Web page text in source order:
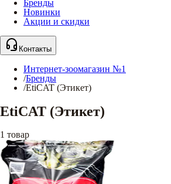
Бренды
Новинки
Акции и скидки
Контакты
Интернет-зоомагазин №1
/Бренды
/EtiCAT (Этикет)
EtiCAT (Этикет)
1 товар